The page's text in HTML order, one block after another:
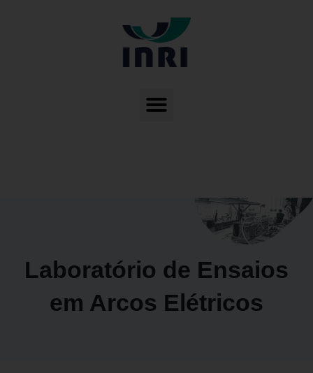
Laboratório de Ensaios
em Arcos Elétricos